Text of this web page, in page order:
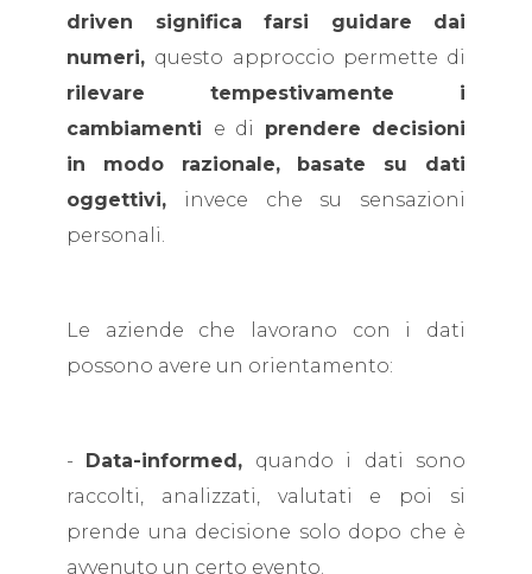
driven significa farsi guidare dai
numeri, questo approccio permette di
rilevare tempestivamente i
cambiamenti e di prendere decisioni
in modo razionale,
basate su dati
oggettivi, invece che su sensazioni
personali.
Le aziende che lavorano con i dati
possono avere un orientamento:
- Data-informed, quando i dati sono
raccolti, analizzati, valutati e poi si
prende una decisione solo dopo che è
avvenuto un certo evento.